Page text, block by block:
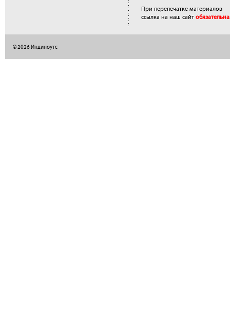
При перепечатке материалов
ссылка на наш сайт обязательна.
© 2026 Индиноутс